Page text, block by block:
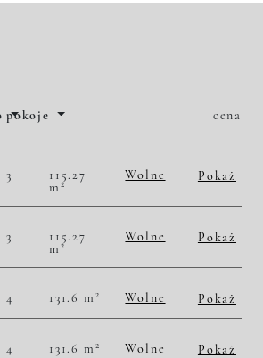
pokoje cena
3
115.27
m 2
Wolne
Pokaż
3
115.27
m 2
Wolne
Pokaż
4 131.6 m 2 Wolne
Pokaż
4 131.6 m 2 Wolne
Pokaż